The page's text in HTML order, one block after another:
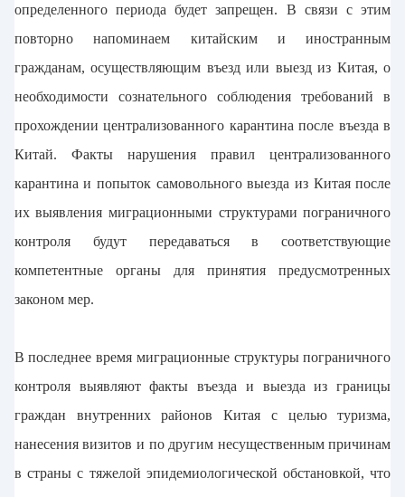
определенного периода будет запрещен. В связи с этим
повторно напоминаем китайским и иностранным
гражданам, осуществляющим въезд или выезд из Китая, о
необходимости сознательного соблюдения требований в
прохождении централизованного карантина после въезда в
Китай. Факты нарушения правил централизованного
карантина и попыток самовольного выезда из Китая после
их выявления миграционными структурами пограничного
контроля будут передаваться в соответствующие
компетентные органы для принятия предусмотренных
законом мер.
В последнее время миграционные структуры пограничного
контроля выявляют факты въезда и выезда из границы
граждан внутренних районов Китая с целью туризма,
нанесения визитов и по другим несущественным причинам
в страны с тяжелой эпидемиологической обстановкой, что